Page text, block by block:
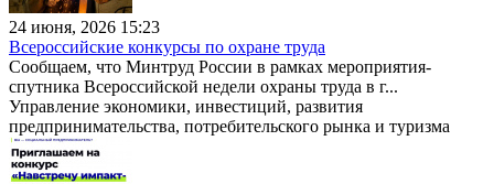
24 июня, 2026 15:23
Всероссийские конкурсы по охране труда
Сообщаем, что Минтруд России в рамках мероприятия-
спутника Всероссийской недели охраны труда в г...
Управление экономики, инвестиций, развития
предпринимательства, потребительского рынка и туризма